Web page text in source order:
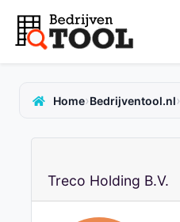
Home›Bedrijventool.nl›
Treco Holding B.V.